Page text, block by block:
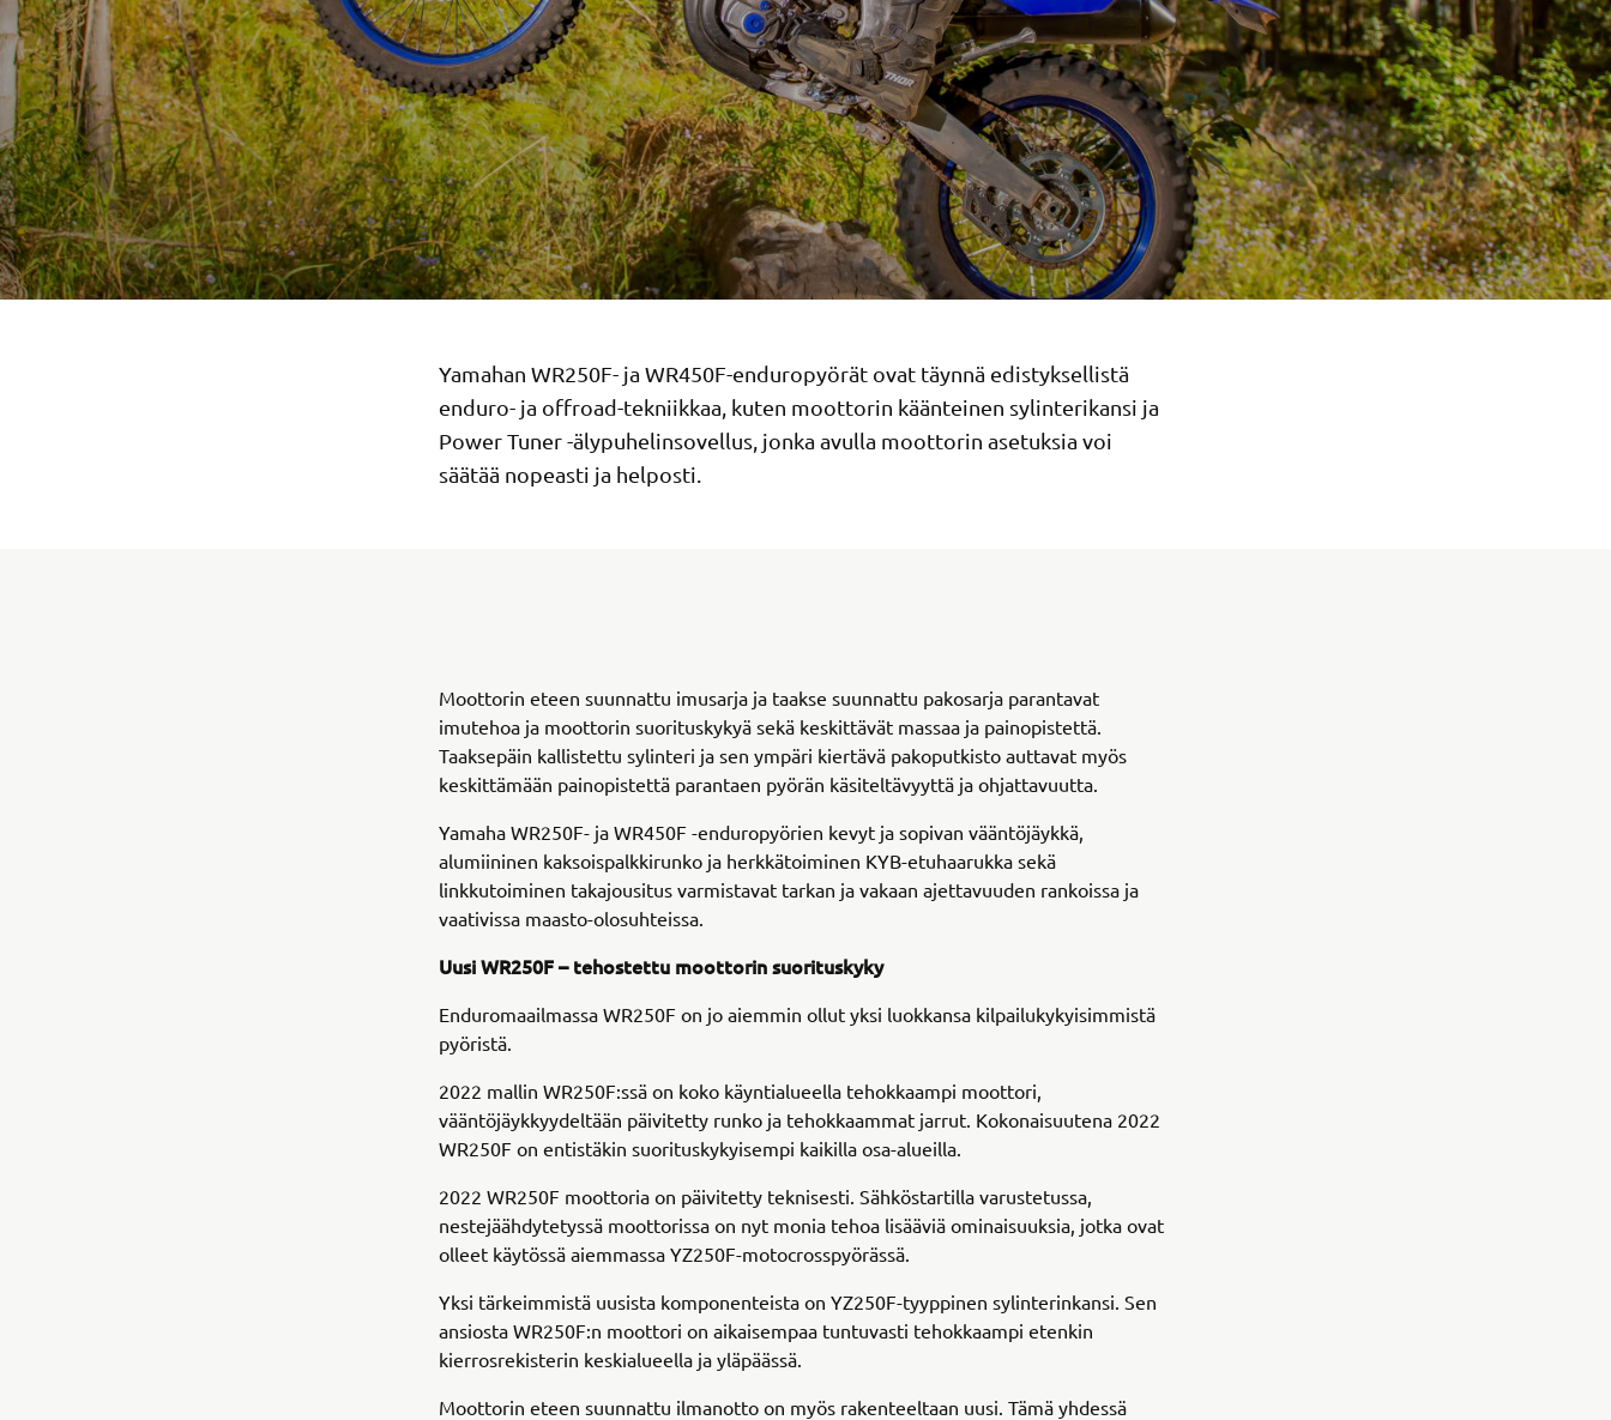
Yamahan WR250F- ja WR450F-enduropyörät ovat täynnä edistyksellistä
enduro- ja offroad-tekniikkaa, kuten moottorin käänteinen sylinterikansi ja
Power Tuner -älypuhelinsovellus, jonka avulla moottorin asetuksia voi
säätää nopeasti ja helposti.
Moottorin eteen suunnattu imusarja ja taakse suunnattu pakosarja parantavat
imutehoa ja moottorin suorituskykyä sekä keskittävät massaa ja painopistettä.
Taaksepäin kallistettu sylinteri ja sen ympäri kiertävä pakoputkisto auttavat myös
keskittämään painopistettä parantaen pyörän käsiteltävyyttä ja ohjattavuutta.
Yamaha WR250F- ja WR450F -enduropyörien kevyt ja sopivan vääntöjäykkä,
alumiininen kaksoispalkkirunko ja herkkätoiminen KYB-etuhaarukka sekä
linkkutoiminen takajousitus varmistavat tarkan ja vakaan ajettavuuden rankoissa ja
vaativissa maasto-olosuhteissa.
Uusi WR250F – tehostettu moottorin suorituskyky
Enduromaailmassa WR250F on jo aiemmin ollut yksi luokkansa kilpailukykyisimmistä
pyöristä.
2022 mallin WR250F:ssä on koko käyntialueella tehokkaampi moottori,
vääntöjäykkyydeltään päivitetty runko ja tehokkaammat jarrut. Kokonaisuutena 2022
WR250F on entistäkin suorituskykyisempi kaikilla osa-alueilla.
2022 WR250F moottoria on päivitetty teknisesti. Sähköstartilla varustetussa,
nestejäähdytetyssä moottorissa on nyt monia tehoa lisääviä ominaisuuksia, jotka ovat
olleet käytössä aiemmassa YZ250F-motocrosspyörässä.
Yksi tärkeimmistä uusista komponenteista on YZ250F-tyyppinen sylinterinkansi. Sen
ansiosta WR250F:n moottori on aikaisempaa tuntuvasti tehokkaampi etenkin
kierrosrekisterin keskialueella ja yläpäässä.
Moottorin eteen suunnattu ilmanotto on myös rakenteeltaan uusi. Tämä yhdessä